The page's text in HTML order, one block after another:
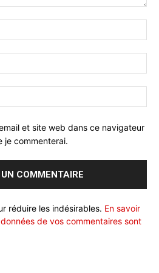
et site web dans ce navigateur
je commenterai.
réduire les indésirables. En savoir
de vos commentaires sont